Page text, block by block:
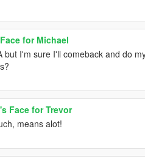
for Michael
but I'm sure I'll comeback and do
Face for Trevor
means alot!